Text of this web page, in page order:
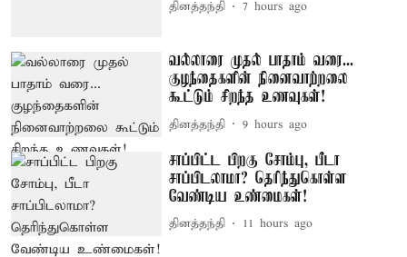
தினத்தந்தி 7 hours ago
வல்லாரை முதல் பாதாம் வரை...
குழந்தைகளின் நினைவாற்றலை
கூட்டும் சிறந்த உணவுகள்!
தினத்தந்தி 9 hours ago
சாப்பிட்ட பிறகு சோம்பு, பீடா
சாப்பிடலாமா? தெரிந்துகொள்ள
வேண்டிய உண்மைகள்!
தினத்தந்தி 11 hours ago